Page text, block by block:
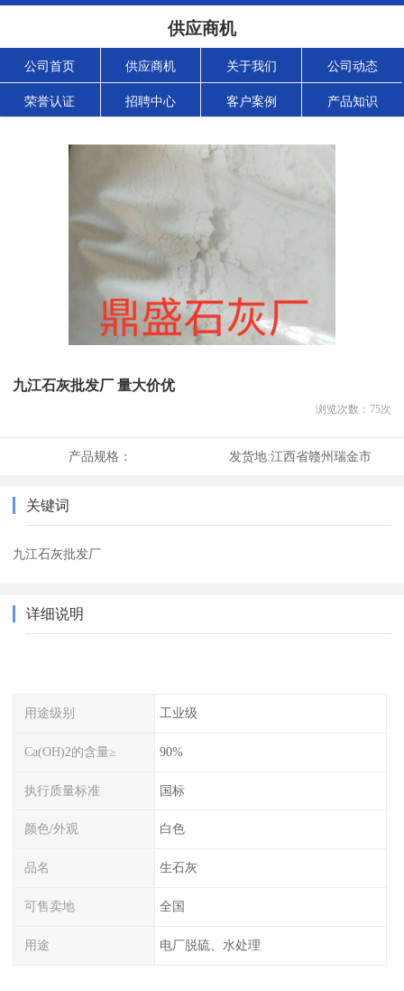
供应商机
公司首页 供应商机 关于我们 公司动态
荣誉认证 招聘中心 客户案例 产品知识
九江石灰批发厂 量大价优
浏览次数： 75次
产品规格： 发货地:江西省赣州瑞金市
关键词
九江石灰批发厂
详细说明
用途级别 工业级
Ca(OH)2的含量≥ 90%
执行质量标准 国标
颜色/外观 白色
品名 生石灰
可售卖地 全国
用途 电厂脱硫、水处理